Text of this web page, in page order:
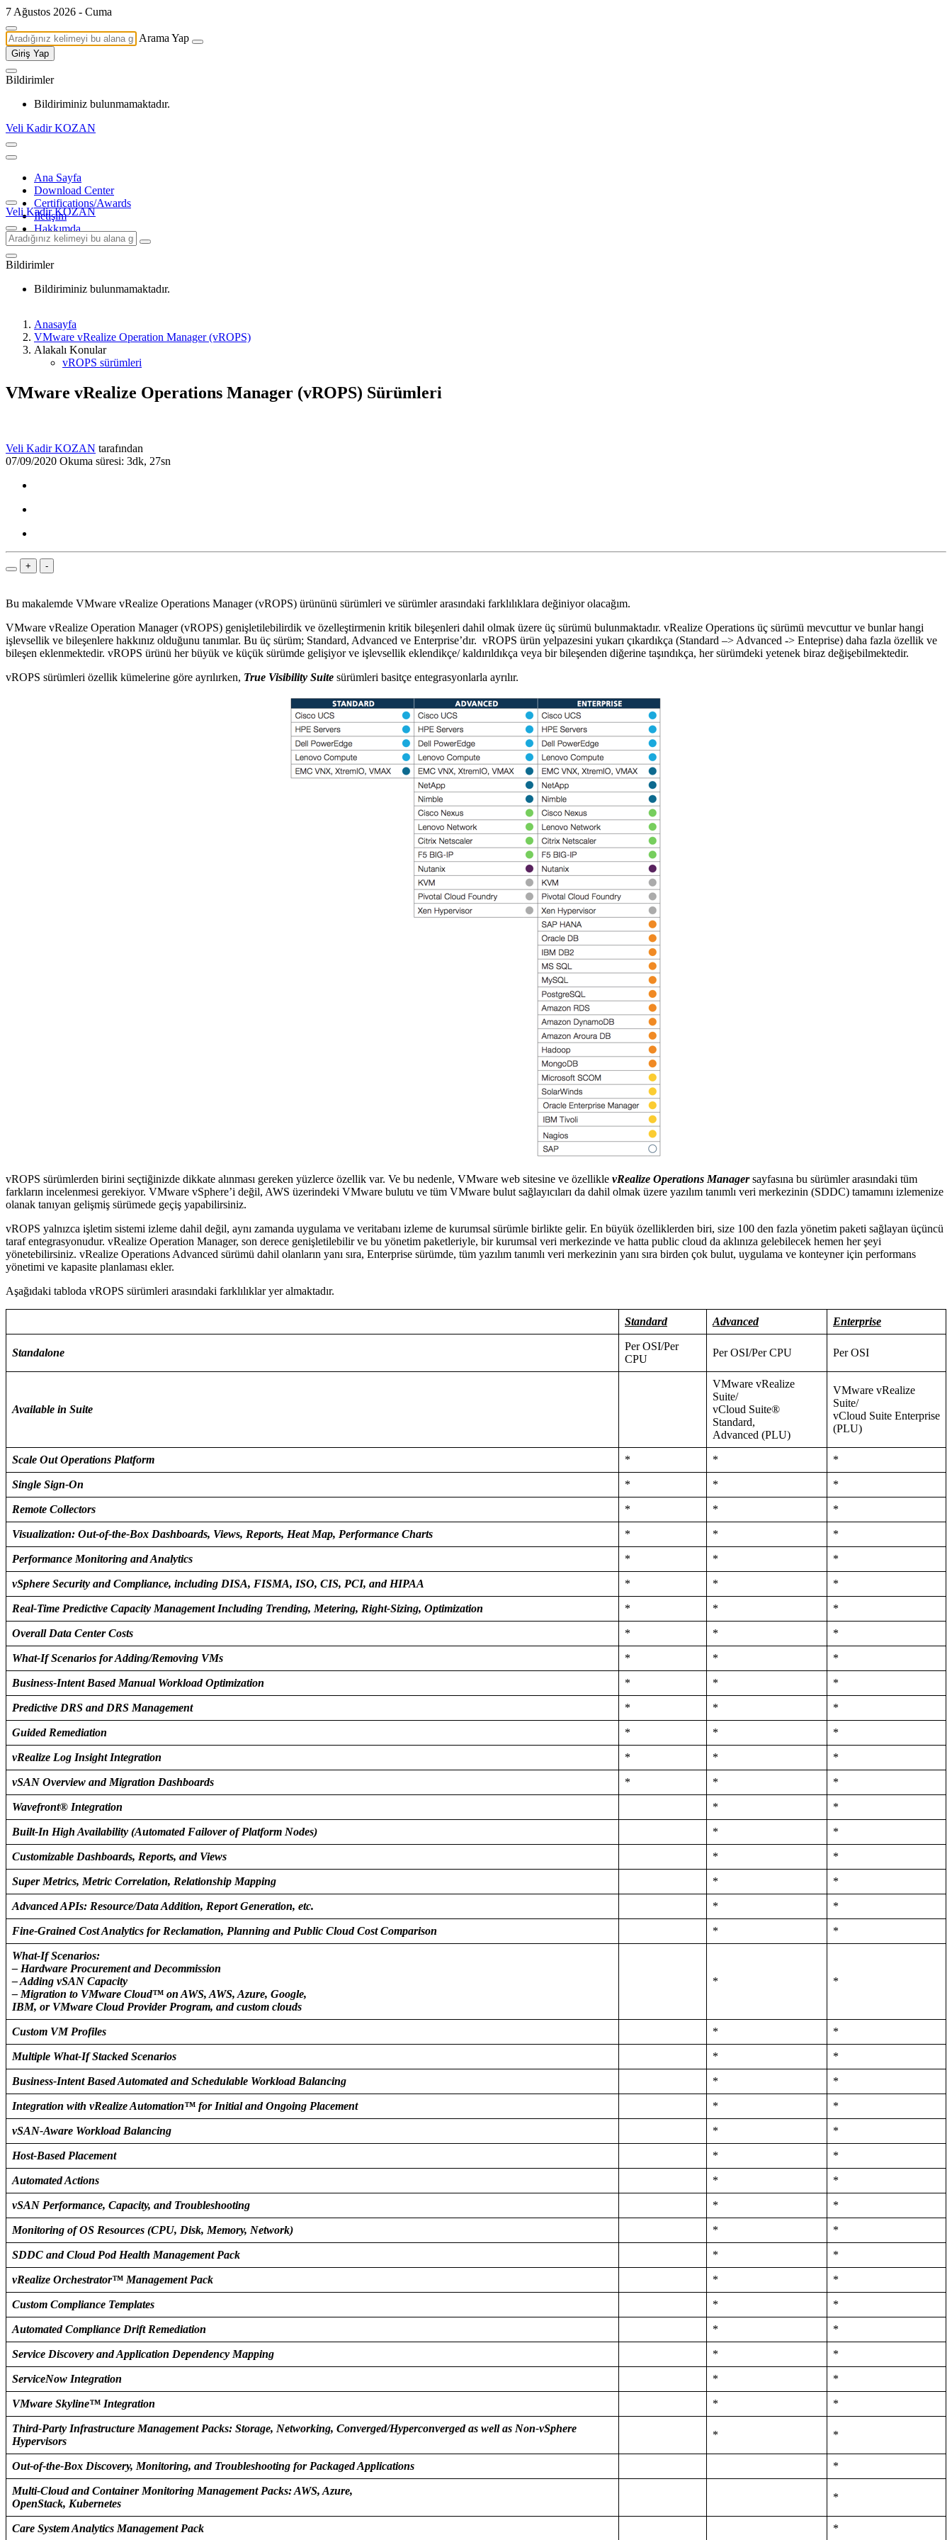
7 Ağustos 2026 - Cuma
Arama Yap
Giriş Yap
Bildirimler
Bildiriminiz bulunmamaktadır.
Veli Kadir KOZAN
Ana Sayfa
Download Center
Certifications/Awards
İletişim
Hakkımda
Veli Kadir KOZAN
Bildirimler
Bildiriminiz bulunmamaktadır.
Anasayfa
VMware vRealize Operation Manager (vROPS)
Alakalı Konular
vROPS sürümleri
VMware vRealize Operations Manager (vROPS) Sürümleri
Veli Kadir KOZAN tarafından
07/09/2020 Okuma süresi: 3dk, 27sn
+ -
Bu makalemde VMware vRealize Operations Manager (vROPS) ürününü sürümleri ve sürümler arasındaki farklılıklara değiniyor olacağım.
VMware vRealize Operation Manager (vROPS) genişletilebilirdik ve özelleştirmenin kritik bileşenleri dahil olmak üzere üç sürümü bulunmaktadır. vRealize Operations üç sürümü mevcuttur ve bunlar hangi
işlevsellik ve bileşenlere hakkınız olduğunu tanımlar. Bu üç sürüm; Standard, Advanced ve Enterprise’dır. vROPS ürün yelpazesini yukarı çıkardıkça (Standard –> Advanced -> Enteprise) daha fazla özellik ve
bileşen eklenmektedir. vROPS ürünü her büyük ve küçük sürümde gelişiyor ve işlevsellik eklendikçe/ kaldırıldıkça veya bir bileşenden diğerine taşındıkça, her sürümdeki yetenek biraz değişebilmektedir.
vROPS sürümleri özellik kümelerine göre ayrılırken, True Visibility Suite sürümleri basitçe entegrasyonlarla ayrılır.
vROPS sürümlerden birini seçtiğinizde dikkate alınması gereken yüzlerce özellik var. Ve bu nedenle, VMware web sitesine ve özellikle vRealize Operations Managersayfasına bu sürümler arasındaki tüm
farkların incelenmesi gerekiyor. VMware vSphere’i değil, AWS üzerindeki VMware bulutu ve tüm VMware bulut sağlayıcıları da dahil olmak üzere yazılım tanımlı veri merkezinin (SDDC) tamamını izlemenize
olanak tanıyan gelişmiş sürümede geçiş yapabilirsiniz.
vROPS yalnızca işletim sistemi izleme dahil değil, aynı zamanda uygulama ve veritabanı izleme de kurumsal sürümle birlikte gelir. En büyük özelliklerden biri, size 100 den fazla yönetim paketi sağlayan üçüncü
taraf entegrasyonudur. vRealize Operation Manager, son derece genişletilebilir ve bu yönetim paketleriyle, bir kurumsal veri merkezinde ve hatta public cloud da aklınıza gelebilecek hemen her şeyi
yönetebilirsiniz. vRealize Operations Advanced sürümü dahil olanların yanı sıra, Enterprise sürümde, tüm yazılım tanımlı veri merkezinin yanı sıra birden çok bulut, uygulama ve konteyner için performans
yönetimi ve kapasite planlaması ekler.
Aşağıdaki tabloda vROPS sürümleri arasındaki farklılıklar yer almaktadır.
Standard Advanced Enterprise
Standalone
Per OSI/Per
CPU
Per OSI/Per CPU Per OSI
Available in Suite
VMware vRealize
Suite/
vCloud Suite®
Standard,
Advanced (PLU)
VMware vRealize
Suite/
vCloud Suite Enterprise
(PLU)
Scale Out Operations Platform * * *
Single Sign-On * * *
Remote Collectors * * *
Visualization: Out-of-the-Box Dashboards, Views, Reports, Heat Map, Performance Charts * * *
Performance Monitoring and Analytics * * *
vSphere Security and Compliance, including DISA, FISMA, ISO, CIS, PCI, and HIPAA * * *
Real-Time Predictive Capacity Management Including Trending, Metering, Right-Sizing, Optimization * * *
Overall Data Center Costs * * *
What-If Scenarios for Adding/Removing VMs * * *
Business-Intent Based Manual Workload Optimization * * *
Predictive DRS and DRS Management * * *
Guided Remediation * * *
vRealize Log Insight Integration * * *
vSAN Overview and Migration Dashboards * * *
Wavefront® Integration * *
Built-In High Availability (Automated Failover of Platform Nodes) * *
Customizable Dashboards, Reports, and Views * *
Super Metrics, Metric Correlation, Relationship Mapping * *
Advanced APIs: Resource/Data Addition, Report Generation, etc. * *
Fine-Grained Cost Analytics for Reclamation, Planning and Public Cloud Cost Comparison * *
What-If Scenarios:
– Hardware Procurement and Decommission
– Adding vSAN Capacity
– Migration to VMware Cloud™ on AWS, AWS, Azure, Google,
IBM, or VMware Cloud Provider Program, and custom clouds
* *
Custom VM Profiles * *
Multiple What-If Stacked Scenarios * *
Business-Intent Based Automated and Schedulable Workload Balancing * *
Integration with vRealize Automation™ for Initial and Ongoing Placement * *
vSAN-Aware Workload Balancing * *
Host-Based Placement * *
Automated Actions * *
vSAN Performance, Capacity, and Troubleshooting * *
Monitoring of OS Resources (CPU, Disk, Memory, Network) * *
SDDC and Cloud Pod Health Management Pack * *
vRealize Orchestrator™ Management Pack * *
Custom Compliance Templates * *
Automated Compliance Drift Remediation * *
Service Discovery and Application Dependency Mapping * *
ServiceNow Integration * *
VMware Skyline™ Integration * *
Third-Party Infrastructure Management Packs: Storage, Networking, Converged/Hyperconverged as well as Non-vSphere
Hypervisors
* *
Out-of-the-Box Discovery, Monitoring, and Troubleshooting for Packaged Applications *
Multi-Cloud and Container Monitoring Management Packs: AWS, Azure,
OpenStack, Kubernetes
*
Care System Analytics Management Pack *